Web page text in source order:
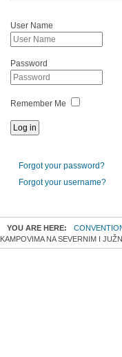
User Name
Password
Remember Me
Forgot your password?
Forgot your username?
YOU ARE HERE:
KAMPOVIMA NA SEVERNIM I